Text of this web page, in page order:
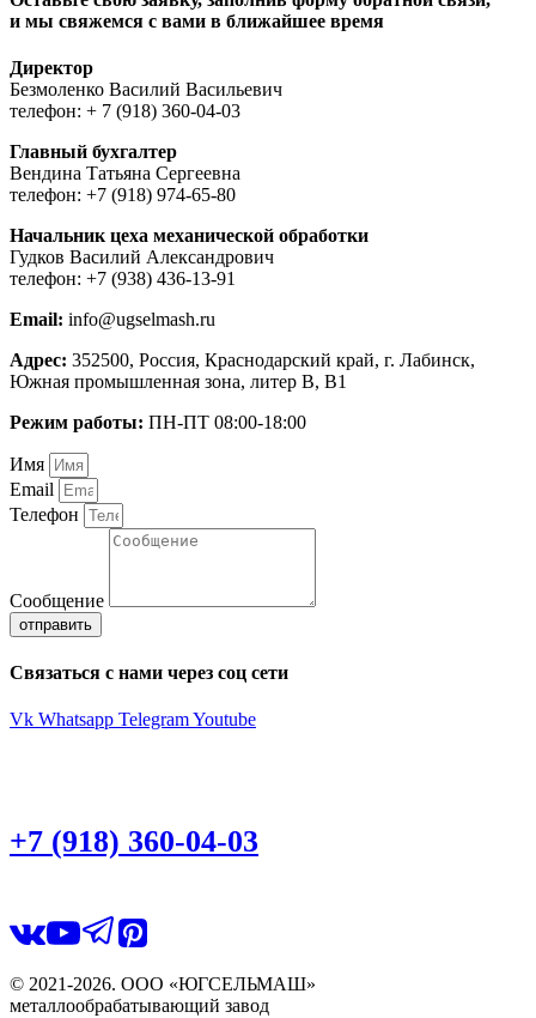
и мы свяжемся с вами в ближайшее время
Директор
Безмоленко Василий Васильевич
телефон: + 7 (918) 360-04-03
Главный бухгалтер
Вендина Татьяна Сергеевна
телефон: +7 (918) 974-65-80
Начальник цеха механической обработки
Гудков Василий Александрович
телефон: +7 (938) 436-13-91
Email: info@ugselmash.ru
Адрес: 352500, Россия, Краснодарский край, г. Лабинск,
Южная промышленная зона, литер В, В1
Режим работы: ПН-ПТ 08:00-18:00
Имя
Email
Телефон
Сообщение
отправить
Связаться с нами через соц сети
Vk Whatsapp TelegramYoutube
+7 (918) 360-04-03
© 2021-2026. ООО «ЮГСЕЛЬМАШ»
металлообрабатывающий завод